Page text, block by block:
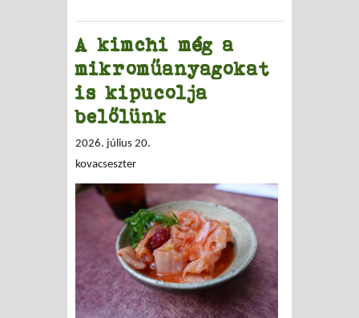
A kimchi még a
mikroműanyagokat
is kipucolja
belőlünk
2026. július 20.
kovacseszter